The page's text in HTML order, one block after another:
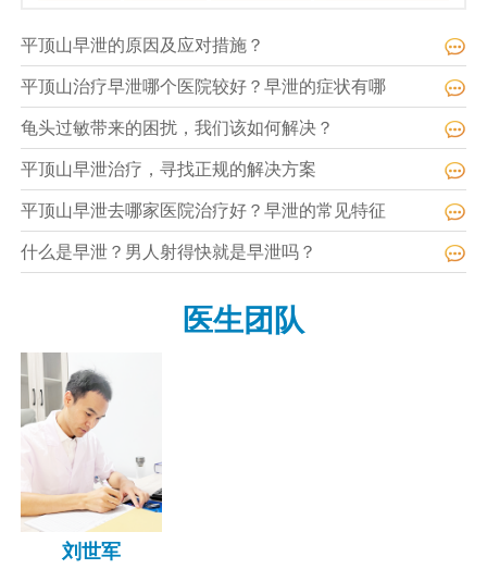
平顶山早泄的原因及应对措施？
平顶山治疗早泄哪个医院较好？早泄的症状有哪
龟头过敏带来的困扰，我们该如何解决？
平顶山早泄治疗，寻找正规的解决方案
平顶山早泄去哪家医院治疗好？早泄的常见特征
什么是早泄？男人射得快就是早泄吗？
医生团队
刘世军